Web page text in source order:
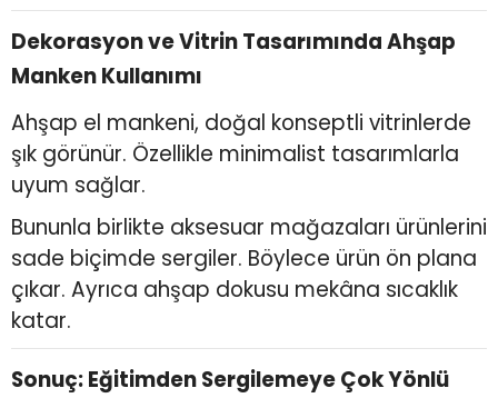
Dekorasyon ve Vitrin Tasarımında Ahşap
Manken Kullanımı
Ahşap el mankeni, doğal konseptli vitrinlerde
şık görünür. Özellikle minimalist tasarımlarla
uyum sağlar.
Bununla birlikte aksesuar mağazaları ürünlerini
sade biçimde sergiler. Böylece ürün ön plana
çıkar. Ayrıca ahşap dokusu mekâna sıcaklık
katar.
Sonuç: Eğitimden Sergilemeye Çok Yönlü